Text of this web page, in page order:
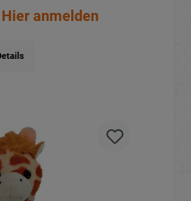
Hier anmelden